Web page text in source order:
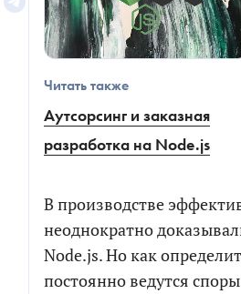
Читать также
Аутсорсинг и заказная
разработка на Node.js
В производстве
неоднократно
Node.js. Но как
постоянно ведутся